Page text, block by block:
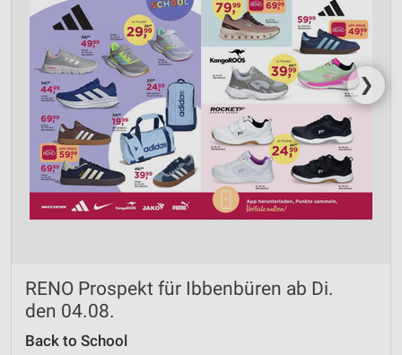
❯
RENO Prospekt für Ibbenbüren ab Di.
den 04.08.
Back to School